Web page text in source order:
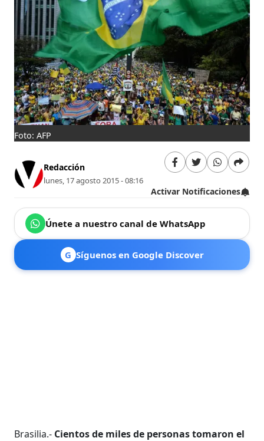
Foto: AFP
Redacción
lunes, 17 agosto 2015 - 08:16
Activar Notificaciones
Únete a nuestro canal de WhatsApp
G Síguenos en Google Discover
Brasilia.- Cientos de miles de personas tomaron el